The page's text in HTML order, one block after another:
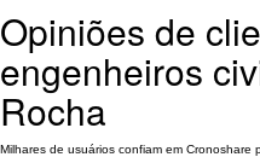
Opiniões de
engenheiros
Rocha
Milhares de usuários confiam em Cronoshare